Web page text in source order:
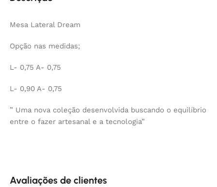
Mesa Lateral Dream
Opção nas medidas;
L- 0,75 A- 0,75
L- 0,90 A- 0,75
” Uma nova coleção desenvolvida buscando o equilíbrio
entre o fazer artesanal e a tecnologia”
Avaliações de clientes